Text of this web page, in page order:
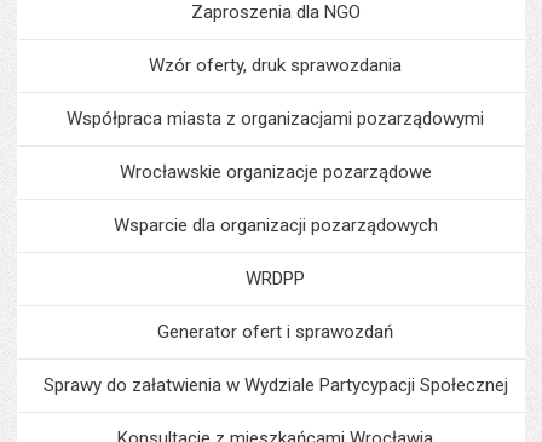
Zaproszenia dla NGO
Wzór oferty, druk sprawozdania
Współpraca miasta z organizacjami pozarządowymi
Wrocławskie organizacje pozarządowe
Wsparcie dla organizacji pozarządowych
WRDPP
Generator ofert i sprawozdań
Sprawy do załatwienia w Wydziale Partycypacji Społecznej